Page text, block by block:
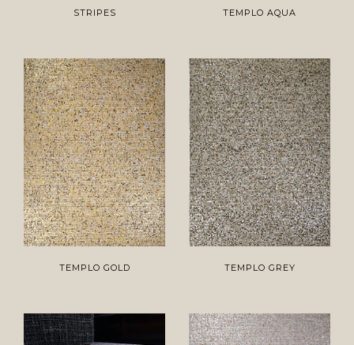
STRIPES TEMPLO AQUA
TEMPLO GOLD TEMPLO GREY